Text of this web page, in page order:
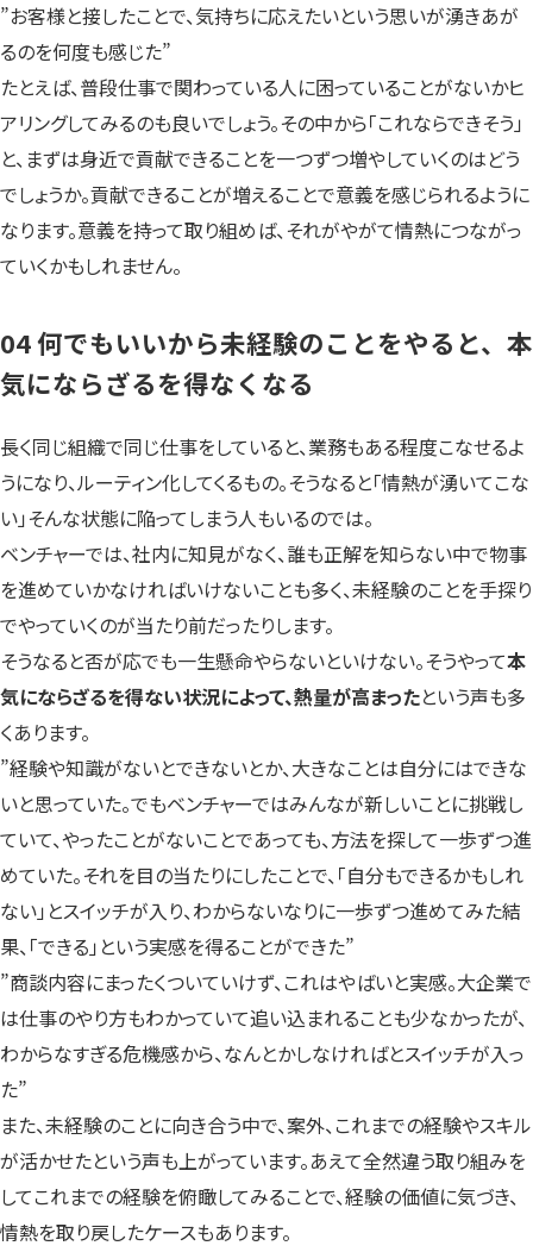
”お客様と接したことで、気持ちに応えたいという思いが湧きあが
るのを何度も感じた”
たとえば、普段仕事で関わっている人に困っていることがないかヒ
アリングしてみるのも良いでしょう。その中から「これならできそう」
と、まずは身近で貢献できることを一つずつ増やしていくのはどう
でしょうか。貢献できることが増えることで意義を感じられるように
なります。意義を持って取り組めば、それがやがて情熱につながっ
ていくかもしれません。
04 何でもいいから未経験のことをやると、本
気にならざるを得なくなる
長く同じ組織で同じ仕事をしていると、業務もある程度こなせるよ
うになり、ルーティン化してくるもの。そうなると「情熱が湧いてこな
い」そんな状態に陥ってしまう人もいるのでは。
ベンチャーでは、社内に知見がなく、誰も正解を知らない中で物事
を進めていかなければいけないことも多く、未経験のことを手探り
でやっていくのが当たり前だったりします。
そうなると否が応でも一生懸命やらないといけない。そうやって本
気にならざるを得ない状況によって、熱量が高まったという声も多
くあります。
”経験や知識がないとできないとか、大きなことは自分にはできな
いと思っていた。でもベンチャーではみんなが新しいことに挑戦し
ていて、やったことがないことであっても、方法を探して一歩ずつ進
めていた。それを目の当たりにしたことで、「自分もできるかもしれ
ない」とスイッチが入り、わからないなりに一歩ずつ進めてみた結
果、「できる」という実感を得ることができた”
”商談内容にまったくついていけず、これはやばいと実感。大企業で
は仕事のやり方もわかっていて追い込まれることも少なかったが、
わからなすぎる危機感から、なんとかしなければとスイッチが入っ
た”
また、未経験のことに向き合う中で、案外、これまでの経験やスキル
が活かせたという声も上がっています。あえて全然違う取り組みを
してこれまでの経験を俯瞰してみることで、経験の価値に気づき、
情熱を取り戻したケースもあります。